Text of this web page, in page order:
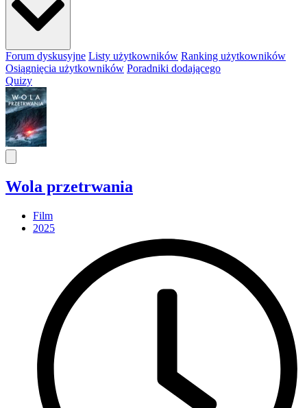
Forum dyskusyjne Listy użytkowników Ranking użytkowników
Osiągnięcia użytkowników Poradniki dodającego
Quizy
Wola przetrwania
Film
2025